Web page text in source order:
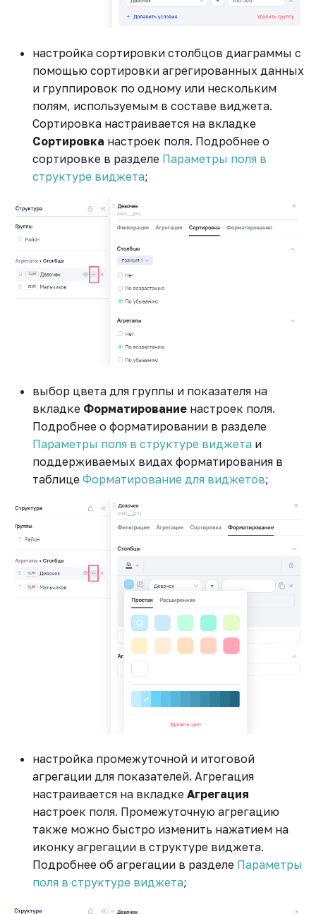
HTML виджетов с Apache
Отображение нескольких
показателей в одном
тренде
Подключение
источников из облачного
хранилища
Получение данных с
google sheets в ETL с
помощью python
Построение виджета
Примеры использования
Пример использования
ETL-блока "Декоратор"
агрегатов на разных
уровнях группировки
Пример создания гео-
виджета с метками
Простая установка
Jupyter Notebook
Работа с web-сервисами
Расчетные агрегаты и
встроенные функции
Соединение таблиц
факта и плана с разными
уровнями детализации
Создание виджета
Воронки
Создание рассылок
настройка сортировки столбцов диаграммы с
помощью сортировки агрегированных данных
и группировок по одному или нескольким
полям, используемым в составе виджета.
Сортировка настраивается на вкладке
Сортировка настроек поля. Подробнее о
сортировке в разделе Параметры поля в
структуре виджета;
выбор цвета для группы и показателя на
вкладке Форматирование настроек поля.
Подробнее о форматировании в разделе
Параметры поля в структуре виджета и
поддерживаемых видах форматирования в
таблице Форматирование для виджетов;
настройка промежуточной и итоговой
агрегации для показателей. Агрегация
настраивается на вкладке Агрегация
настроек поля. Промежуточную агрегацию
также можно быстро изменить нажатием на
иконку агрегации в структуре виджета.
Подробнее об агрегации в разделе Параметры
поля в структуре виджета;